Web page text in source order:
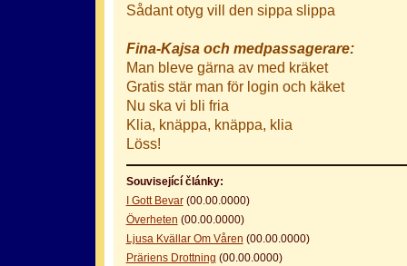
Sådant otyg vill den sippa slippa
Fina-Kajsa och medpassagerare:
Man bleve gärna av med kräket
Gratis stär man för login och käket
Nu ska vi bli fria
Klia, knäppa, knäppa, klia
Löss!
Související články:
I Gott Bevar(00.00.0000)
Överheten (00.00.0000)
Ljusa Kvällar Om Våren (00.00.0000)
Präriens Drottning (00.00.0000)